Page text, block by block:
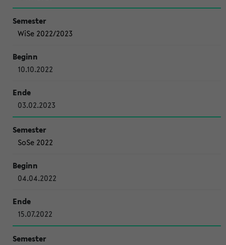
WiSe 2022/2023
10.10.2022
03.02.2023
SoSe 2022
04.04.2022
15.07.2022